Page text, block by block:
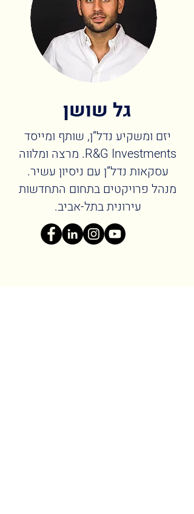
גל שושן
יזם ומשקיע נדל”ן, שותף ומייסד
R&G Investments. מרצה ומלווה
עסקאות נדל”ן עם ניסיון עשיר.
מנהל פרויקטים בתחום התחדשות
עירונית בתל-אביב.